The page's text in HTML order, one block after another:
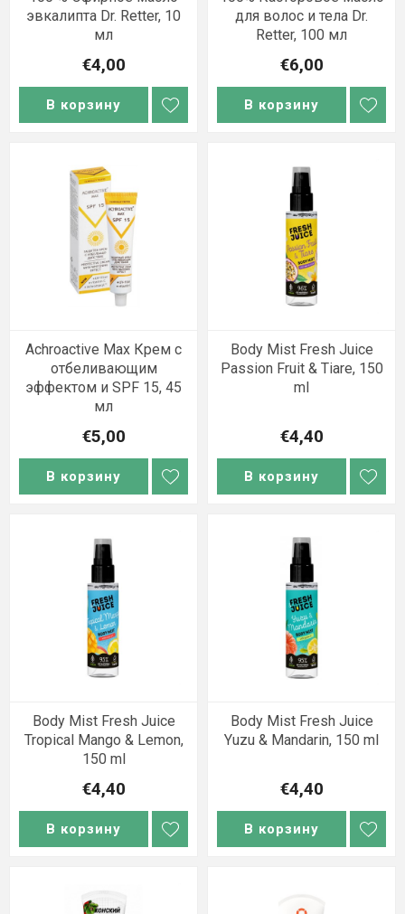
эвкалипта Dr. Retter, 10
мл
€4,00
В корзину
для волос и тела Dr.
Retter, 100 мл
€6,00
В корзину
Achroactive Max Крем с
отбеливающим
эффектом и SPF 15, 45
мл
€5,00
В корзину
Body Mist Fresh Juice
Passion Fruit & Tiare, 150
ml
€4,40
В корзину
Body Mist Fresh Juice
Tropical Mango & Lemon,
150 ml
€4,40
В корзину
Body Mist Fresh Juice
Yuzu & Mandarin, 150 ml
€4,40
В корзину